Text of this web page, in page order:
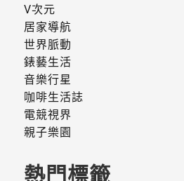
V次元
居家導航
世界脈動
錶藝生活
音樂行星
咖啡生活誌
電競視界
親子樂園
熱門標籤